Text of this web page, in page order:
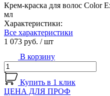
Крем-краска для волос Color
мл
Характеристики:
Все характеристики
1 073 руб. / шт
В корзину
Купить в 1 клик
ЦЕНА ДЛЯ ПРОФ